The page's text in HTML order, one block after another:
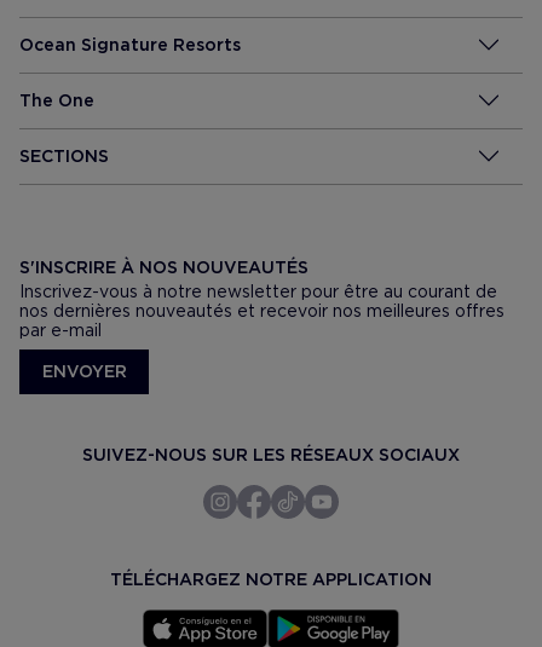
Ocean Signature Resorts
The One
SECTIONS
S'INSCRIRE À NOS NOUVEAUTÉS
Inscrivez-vous à notre newsletter pour être au courant de
nos dernières nouveautés et recevoir nos meilleures offres
par e-mail
ENVOYER
SUIVEZ-NOUS SUR LES RÉSEAUX SOCIAUX
TÉLÉCHARGEZ NOTRE APPLICATION